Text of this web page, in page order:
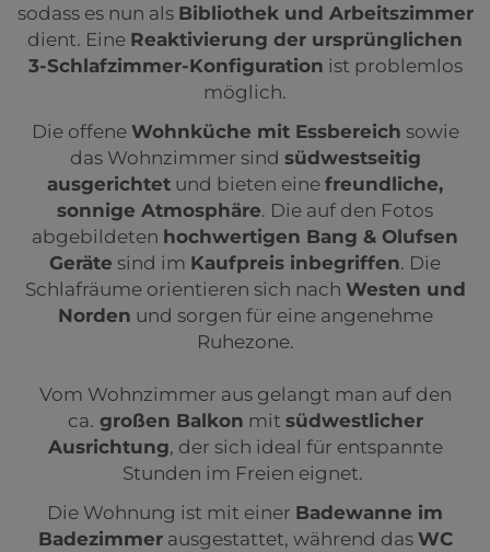
sodass es nun als Bibliothek und Arbeitszimmer
dient. Eine Reaktivierung der ursprünglichen
3-Schlafzimmer-Konfiguration ist problemlos
möglich.
Die offene Wohnküche mit Essbereich sowie
das Wohnzimmer sind südwestseitig
ausgerichtet und bieten eine freundliche,
sonnige Atmosphäre. Die auf den Fotos
abgebildeten hochwertigen Bang & Olufsen
Geräte sind im Kaufpreis inbegriffen. Die
Schlafräume orientieren sich nach Westen und
Norden und sorgen für eine angenehme
Ruhezone.
Vom Wohnzimmer aus gelangt man auf den
ca. großen Balkon mit südwestlicher
Ausrichtung, der sich ideal für entspannte
Stunden im Freien eignet.
Die Wohnung ist mit einer Badewanne im
Badezimmerausgestattet, während das WC